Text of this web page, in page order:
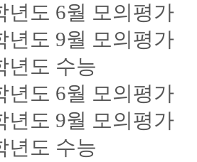
년도 6월 모의평가
년도 9월 모의평가
년도 수능
년도 6월 모의평가
년도 9월 모의평가
년도 수능